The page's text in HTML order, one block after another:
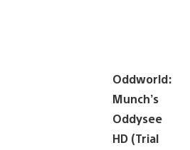
Oddworld:
Munch’s
Oddysee
HD (Trial